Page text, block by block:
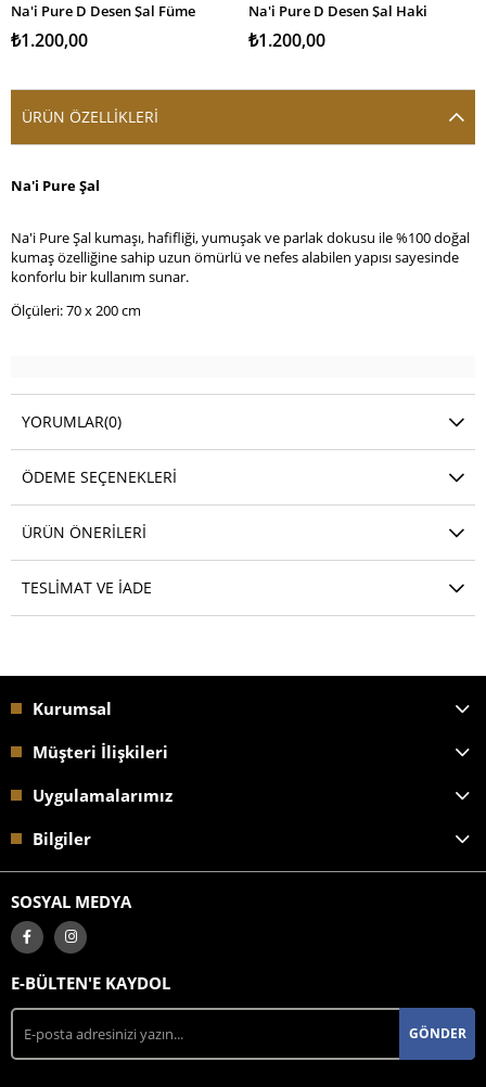
SEPETE EKLE
Na'i Pure D Desen Şal Füme
₺1.200,00
SEPETE EKLE
Na'i Pure D Desen Şal Haki
₺1.200,00
ÜRÜN ÖZELLIKLERI
Na'i Pure Şal
Na'i Pure Şal kumaşı, hafifliği, yumuşak ve parlak dokusu ile %100 doğal
kumaş özelliğine sahip uzun ömürlü ve nefes alabilen yapısı sayesinde
konforlu bir kullanım sunar.
Ölçüleri: 70 x 200 cm
YORUMLAR(0)
ÖDEME SEÇENEKLERI
ÜRÜN ÖNERILERI
TESLIMAT VE İADE
Kurumsal
Müşteri İlişkileri
Uygulamalarımız
Bilgiler
SOSYAL MEDYA
E-BÜLTEN'E KAYDOL
GÖNDER